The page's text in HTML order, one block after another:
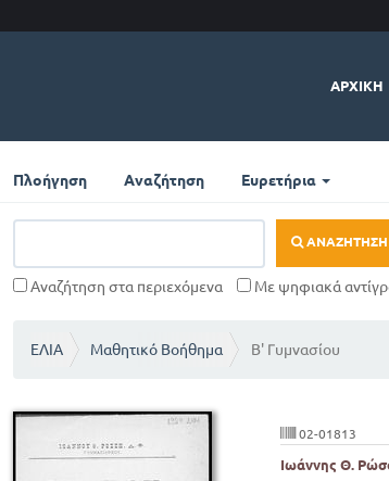
ΑΡΧΙΚΉ
Πλοήγηση Αναζήτηση Ευρετήρια
ΑΝΑΖΉΤΗΣΗ
Αναζήτηση στα περιεχόμενα Με ψηφιακά
ΕΛΙΑ Μαθητικό Βοήθημα Β' Γυμνασίου
02-01813
Ιωάννης Θ.